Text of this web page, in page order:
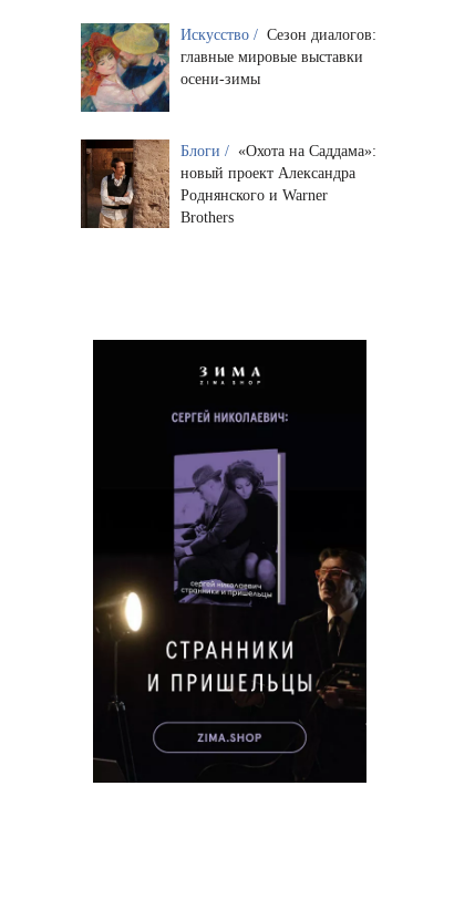
Искусство / Сезон диалогов:
главные мировые выставки
осени-зимы
Блоги / «Охота на Саддама»:
новый проект Александра
Роднянского и Warner
Brothers